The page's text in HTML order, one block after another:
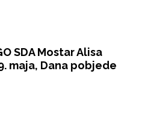
SDA Mostar Alisa
maja, Dana pobjede